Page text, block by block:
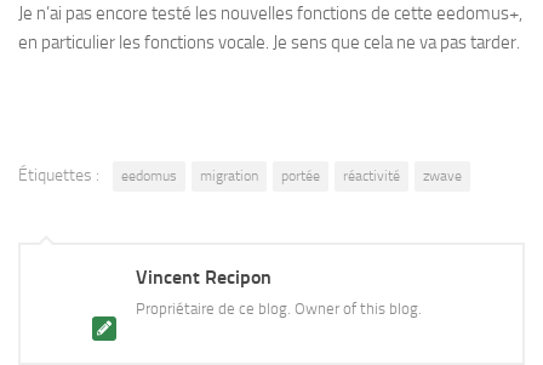
Je n’ai pas encore testé les nouvelles fonctions de cette eedomus+,
en particulier les fonctions vocale. Je sens que cela ne va pas tarder.
Étiquettes : eedomus migration portée réactivité zwave
Vincent Recipon
Propriétaire de ce blog. Owner of this blog.